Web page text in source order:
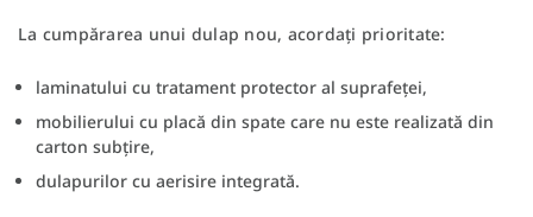
La cumpărarea unui dulap nou, acordați prioritate:
laminatului cu tratament protector al suprafeței,
mobilierului cu placă din spate care nu este realizată din
carton subțire,
dulapurilor cu aerisire integrată.